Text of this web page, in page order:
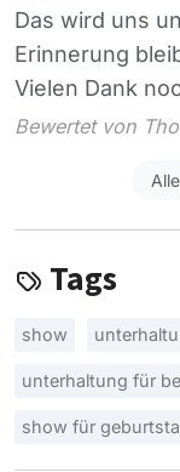
Das wird uns
Erinnerung
Vielen Dank
Bewertet von
Tags
show
unterhaltung für
show für